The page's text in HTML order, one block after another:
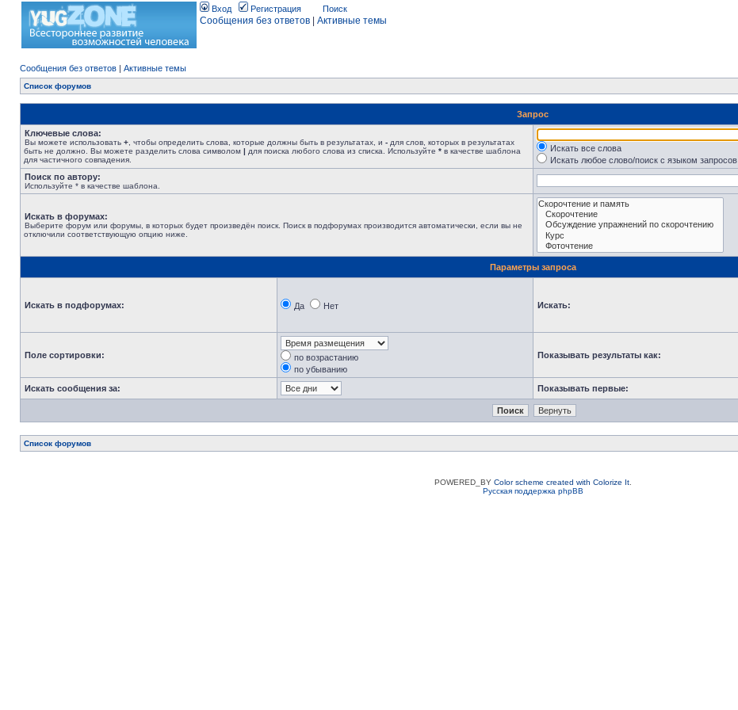
Вход Регистрация Поиск
Сообщения без ответов Активные темы
Сообщения без ответов | Активные темы
Список форумов
Запрос
Ключевые слова:
Вы можете использовать + , чтобы определить слова, которые должны быть в результатах, и - для слов, которых в результатах
быть не должно. Вы можете разделить слова символом | для поиска любого слова из списка. Используйте * в качестве шаблона
для частичного совпадения.
Искать все слова
Искать любое слово/поиск с языком запросов
Поиск по автору:
Используйте * в качестве шаблона.
Искать в форумах:
Выберите форум или форумы, в которых будет произведён поиск. Поиск в подфорумах производится автоматически, если вы не
отключили соответствующую опцию ниже.
Параметры запроса
Искать в подфорумах: Да Нет Искать:
Поле сортировки:
по возрастанию
по убыванию
Показывать результаты как:
Искать сообщения за: Показывать первые:
Список форумов
POWERED_BY Color scheme created with Colorize It.
Русская поддержка phpBB